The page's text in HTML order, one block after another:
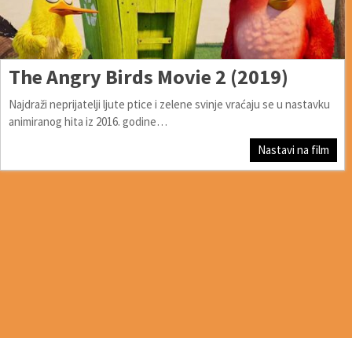
The Angry Birds Movie 2 (2019)
Najdraži neprijatelji ljute ptice i zelene svinje vraćaju se u nastavku
animiranog hita iz 2016. godine…
Nastavi na film